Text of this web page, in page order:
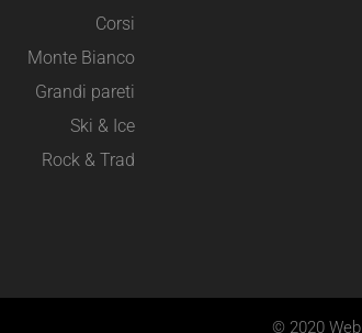
Corsi
Monte Bianco
Grandi pareti
Ski & Ice
Rock & Trad
© 2020